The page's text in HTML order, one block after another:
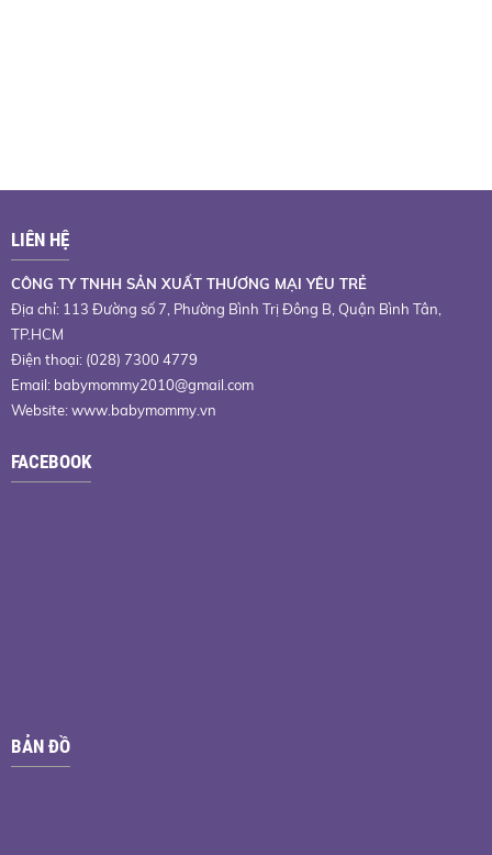
LIÊN HỆ
CÔNG TY TNHH SẢN XUẤT THƯƠNG MẠI YÊU TRẺ
Địa chỉ: 113 Đường số 7, Phường Bình Trị Đông B, Quận Bình Tân,
TP.HCM
Điện thoại: (028) 7300 4779
Email: babymommy2010@gmail.com
Website: www.babymommy.vn
FACEBOOK
BẢN ĐỒ